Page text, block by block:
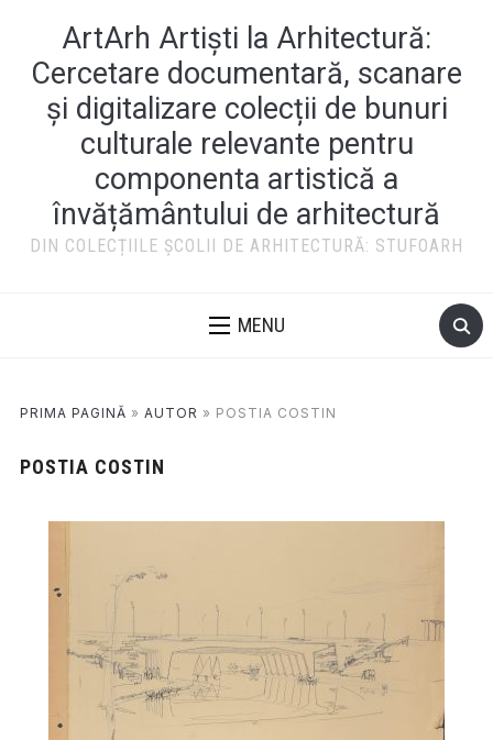
ArtArh Artiști la Arhitectură:
Cercetare documentară, scanare
și digitalizare colecții de bunuri
culturale relevante pentru
componenta artistică a
învățământului de arhitectură
DIN COLECȚIILE ȘCOLII DE ARHITECTURĂ: STUFOARH
MENU
PRIMA PAGINĂ » AUTOR » POSTIA COSTIN
POSTIA COSTIN